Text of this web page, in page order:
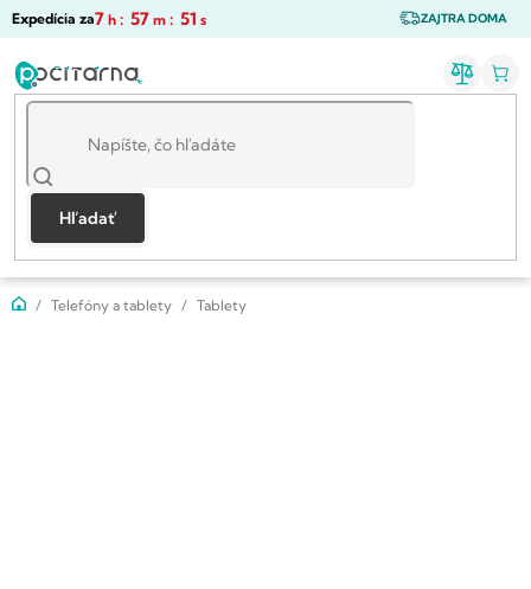
Prejsť
ZAJTRA DOMA
Expedícia za7 h : 57 m : 50 s
Hľadať
DomovTelefóny a tablety Tablety